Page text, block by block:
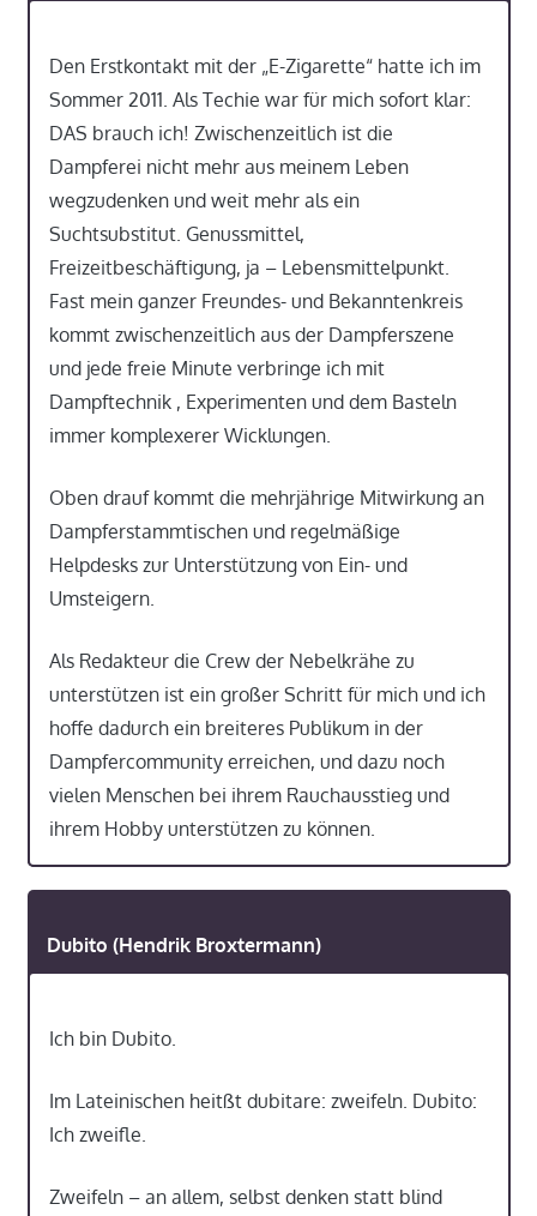
Den Erstkontakt mit der „E-Zigarette“ hatte ich im
Sommer 2011. Als Techie war für mich sofort klar:
DAS brauch ich! Zwischenzeitlich ist die
Dampferei nicht mehr aus meinem Leben
wegzudenken und weit mehr als ein
Suchtsubstitut. Genussmittel,
Freizeitbeschäftigung, ja – Lebensmittelpunkt.
Fast mein ganzer Freundes- und Bekanntenkreis
kommt zwischenzeitlich aus der Dampferszene
und jede freie Minute verbringe ich mit
Dampftechnik , Experimenten und dem Basteln
immer komplexerer Wicklungen.
Oben drauf kommt die mehrjährige Mitwirkung an
Dampferstammtischen und regelmäßige
Helpdesks zur Unterstützung von Ein- und
Umsteigern.
Als Redakteur die Crew der Nebelkrähe zu
unterstützen ist ein großer Schritt für mich und ich
hoffe dadurch ein breiteres Publikum in der
Dampfercommunity erreichen, und dazu noch
vielen Menschen bei ihrem Rauchausstieg und
ihrem Hobby unterstützen zu können.
Dubito (Hendrik Broxtermann)
Ich bin Dubito.
Im Lateinischen heitßt dubitare: zweifeln. Dubito:
Ich zweifle.
Zweifeln – an allem, selbst denken statt blind